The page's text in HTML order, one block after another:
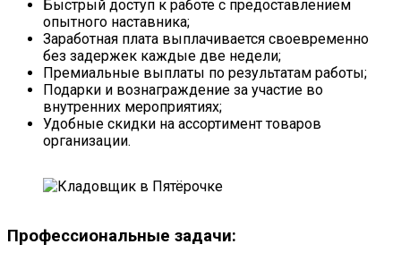
Быстрый доступ к работе с предоставлением
опытного наставника;
Заработная плата выплачивается своевременно
без задержек каждые две недели;
Премиальные выплаты по результатам работы;
Подарки и вознаграждение за участие во
внутренних мероприятиях;
Удобные скидки на ассортимент товаров
организации.
Профессиональные задачи: